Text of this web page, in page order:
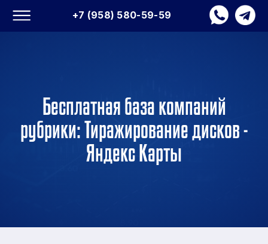
+7 (958) 580-59-59
Бесплатная база компаний
рубрики: Тиражирование дисков -
Яндекс Карты